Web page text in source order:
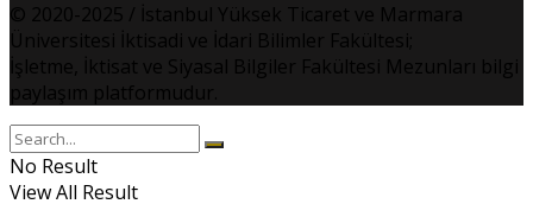
© 2020-2025 / İstanbul Yüksek Ticaret ve Marmara
Üniversitesi İktisadi ve İdari Bilimler Fakültesi;
İşletme, İktisat ve Siyasal Bilgiler Fakültesi Mezunları bilgi
paylaşım platformudur.
No Result
View All Result